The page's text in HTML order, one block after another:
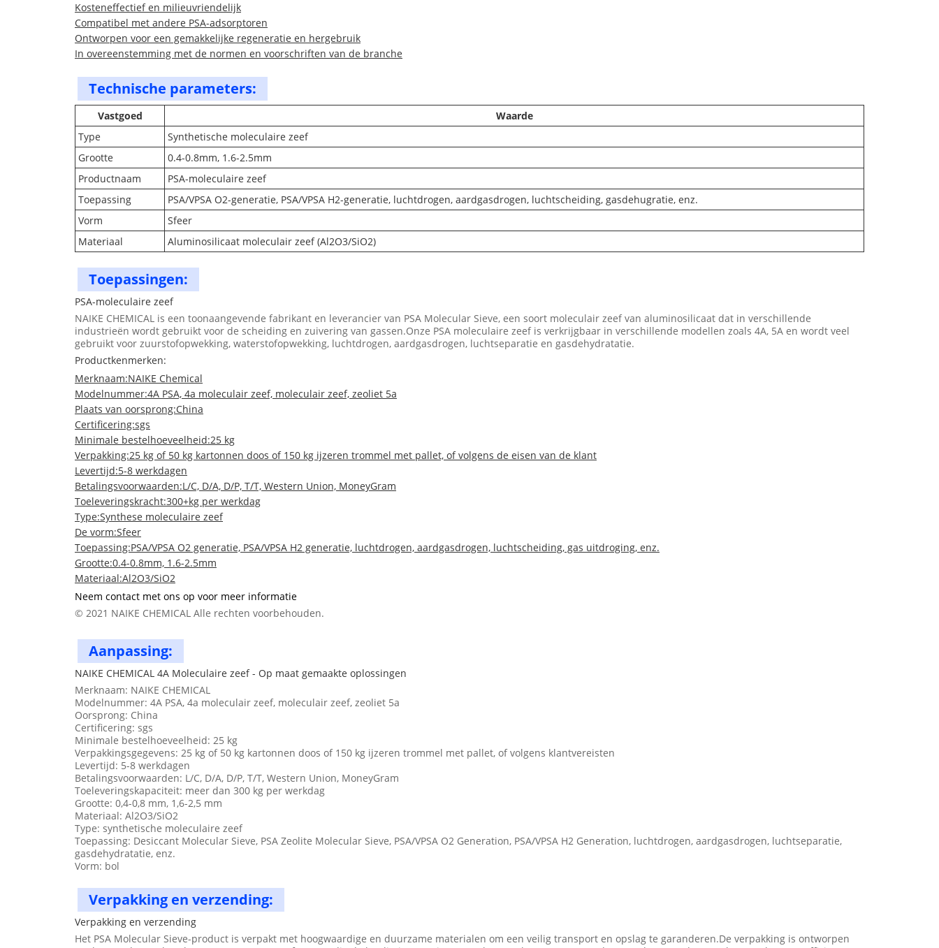
Kosteneffectief en milieuvriendelijk
Compatibel met andere PSA-adsorptoren
Ontworpen voor een gemakkelijke regeneratie en hergebruik
In overeenstemming met de normen en voorschriften van de branche
Technische parameters:
Vastgoed
Waarde
Type
Synthetische moleculaire zeef
Grootte
0.4-0.8mm, 1.6-2.5mm
Productnaam
PSA-moleculaire zeef
Toepassing
PSA/VPSA O2-generatie, PSA/VPSA H2-generatie, luchtdrogen, aardgasdrogen, luchtscheiding, gasdehugratie, enz.
Vorm
Sfeer
Materiaal
Aluminosilicaat moleculair zeef (Al2O3/SiO2)
Toepassingen:
PSA-moleculaire zeef
NAIKE CHEMICAL is een toonaangevende fabrikant en leverancier van PSA Molecular Sieve, een soort moleculair zeef van aluminosilicaat dat in verschillende
industrieën wordt gebruikt voor de scheiding en zuivering van gassen.Onze PSA moleculaire zeef is verkrijgbaar in verschillende modellen zoals 4A, 5A en wordt veel
gebruikt voor zuurstofopwekking, waterstofopwekking, luchtdrogen, aardgasdrogen, luchtseparatie en gasdehydratatie.
Productkenmerken:
Merknaam:NAIKE Chemical
Modelnummer:4A PSA, 4a moleculair zeef, moleculair zeef, zeoliet 5a
Plaats van oorsprong:China
Certificering:sgs
Minimale bestelhoeveelheid:25 kg
Verpakking:25 kg of 50 kg kartonnen doos of 150 kg ijzeren trommel met pallet, of volgens de eisen van de klant
Levertijd:5-8 werkdagen
Betalingsvoorwaarden:L/C, D/A, D/P, T/T, Western Union, MoneyGram
Toeleveringskracht:300+kg per werkdag
Type:Synthese moleculaire zeef
De vorm:Sfeer
Toepassing:PSA/VPSA O2 generatie, PSA/VPSA H2 generatie, luchtdrogen, aardgasdrogen, luchtscheiding, gas uitdroging, enz.
Grootte:0.4-0.8mm, 1.6-2.5mm
Materiaal:Al2O3/SiO2
Neem contact met ons op voor meer informatie
© 2021 NAIKE CHEMICAL Alle rechten voorbehouden.
Aanpassing:
NAIKE CHEMICAL 4A Moleculaire zeef - Op maat gemaakte oplossingen
Merknaam: NAIKE CHEMICAL
Modelnummer: 4A PSA, 4a moleculair zeef, moleculair zeef, zeoliet 5a
Oorsprong: China
Certificering: sgs
Minimale bestelhoeveelheid: 25 kg
Verpakkingsgegevens: 25 kg of 50 kg kartonnen doos of 150 kg ijzeren trommel met pallet, of volgens klantvereisten
Levertijd: 5-8 werkdagen
Betalingsvoorwaarden: L/C, D/A, D/P, T/T, Western Union, MoneyGram
Toeleveringskapaciteit: meer dan 300 kg per werkdag
Grootte: 0,4-0,8 mm, 1,6-2,5 mm
Materiaal: Al2O3/SiO2
Type: synthetische moleculaire zeef
Toepassing: Desiccant Molecular Sieve, PSA Zeolite Molecular Sieve, PSA/VPSA O2 Generation, PSA/VPSA H2 Generation, luchtdrogen, aardgasdrogen, luchtseparatie,
gasdehydratatie, enz.
Vorm: bol
Verpakking en verzending:
Verpakking en verzending
Het PSA Molecular Sieve-product is verpakt met hoogwaardige en duurzame materialen om een veilig transport en opslag te garanderen.De verpakking is ontworpen